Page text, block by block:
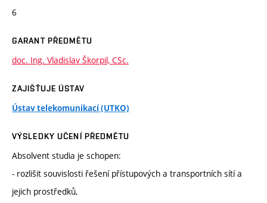
6
GARANT PŘEDMĚTU
doc. Ing. Vladislav Škorpil, CSc.
ZAJIŠŤUJE ÚSTAV
Ústav telekomunikací (UTKO)
VÝSLEDKY UČENÍ PŘEDMĚTU
Absolvent studia je schopen:
- rozlišit souvislosti řešení přístupových a transportních sítí a
jejich prostředků,